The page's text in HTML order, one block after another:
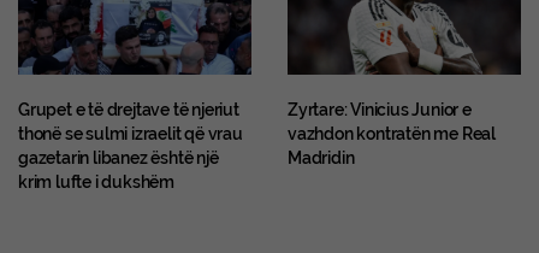
Grupet e të drejtave të njeriut
thonë se sulmi izraelit që vrau
gazetarin libanez është një
krim lufte i dukshëm
Zyrtare: Vinicius Junior e
vazhdon kontratën me Real
Madridin